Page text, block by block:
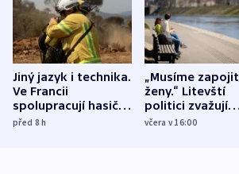
Jiný jazyk i technika.
Ve Francii
spolupracují hasiči z
různých zemí
před 8h
„Musíme zapojit
ženy.“ Litevští
politici zvažují
dohodu o
včera v 16:00